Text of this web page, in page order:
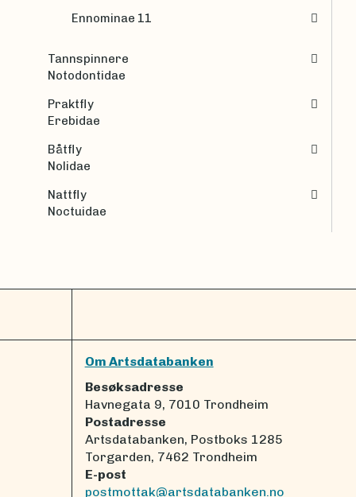
Ennominae 11
Tannspinnere
Notodontidae
Praktfly
Erebidae
Båtfly
Nolidae
Nattfly
Noctuidae
Om Artsdatabanken
Besøksadresse
Havnegata 9, 7010 Trondheim
Postadresse
Artsdatabanken, Postboks 1285
Torgarden, 7462 Trondheim
E-post
postmottak@artsdatabanken.no